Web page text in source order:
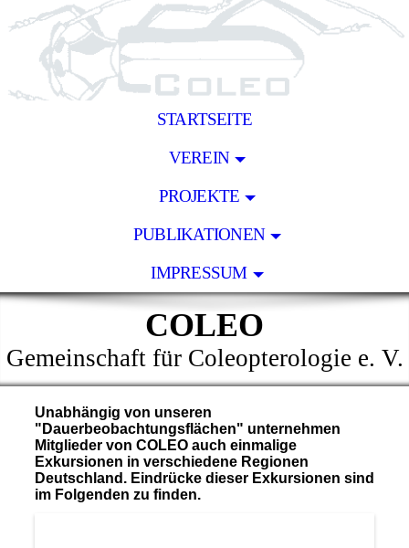
STARTSEITE
VEREIN
PROJEKTE
PUBLIKATIONEN
IMPRESSUM
COLEO
Gemeinschaft für Coleopterologie e. V.
Unabhängig von unseren
"Dauerbeobachtungsflächen" unternehmen
Mitglieder von COLEO auch einmalige
Exkursionen in verschiedene Regionen
Deutschland. Eindrücke dieser Exkursionen sind
im Folgenden zu finden.